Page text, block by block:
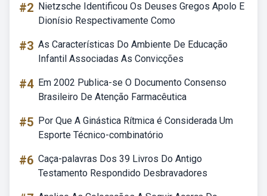
#2 Nietzsche Identificou Os Deuses Gregos Apolo E
Dionísio Respectivamente Como
#3 As Características Do Ambiente De Educação
Infantil Associadas As Convicções
#4 Em 2002 Publica-se O Documento Consenso
Brasileiro De Atenção Farmacêutica
#5 Por Que A Ginástica Rítmica é Considerada Um
Esporte Técnico-combinatório
#6 Caça-palavras Dos 39 Livros Do Antigo
Testamento Respondido Desbravadores